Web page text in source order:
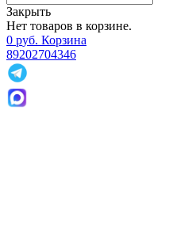
Закрыть
Нет товаров в корзине.
0 руб. Корзина
89202704346